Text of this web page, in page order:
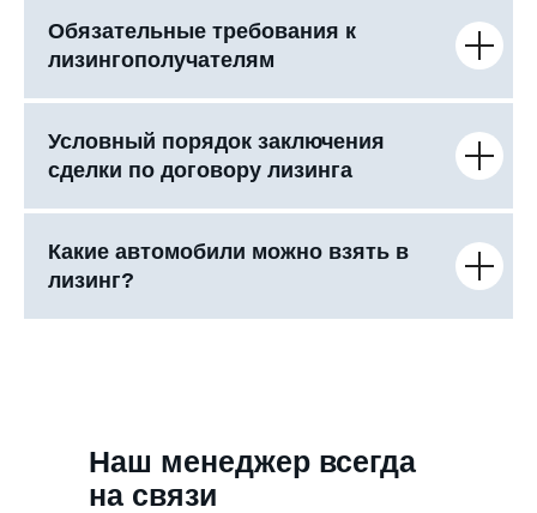
Обязательные требования к
лизингополучателям
Условный порядок заключения
сделки по договору лизинга
Какие автомобили можно взять в
лизинг?
Наш менеджер всегда
на связи